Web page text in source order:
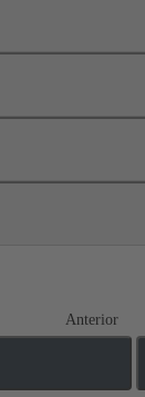
Anterior